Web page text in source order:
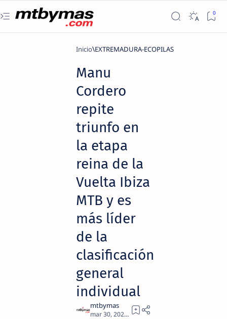
Inicio EXTREMADURA-ECOPILAS
Manu
Cordero
repite
triunfo en
la etapa
reina de la
Vuelta Ibiza
MTB y es
más líder
de la
clasificación
general
individual
1